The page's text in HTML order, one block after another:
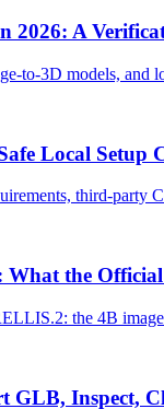
2026: A
to-3D models,
Local Setup
third-party
the Official
the 4B
Inspect,